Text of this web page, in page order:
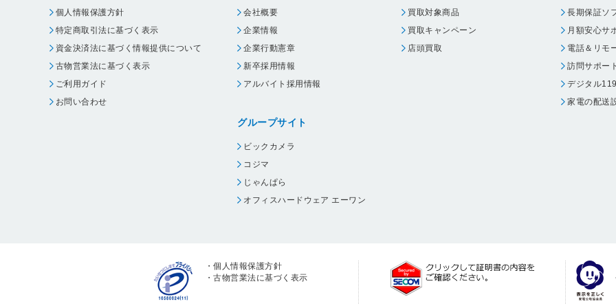
個人情報保護方針
特定商取引法に基づく表示
資金決済法に基づく情報提供について
古物営業法に基づく表示
ご利用ガイド
お問い合わせ
会社概要
企業情報
企業行動憲章
新卒採用情報
アルバイト採用情報
グループサイト
ビックカメラ
コジマ
じゃんぱら
オフィスハードウェア エーワン
買取対象商品
買取キャンペーン
店頭買取
長期保証ソ
月額安心サ
電話＆リモ
訪問サポー
デジタル
家電の配送
・個人情報保護方針
・古物営業法に基づく表示